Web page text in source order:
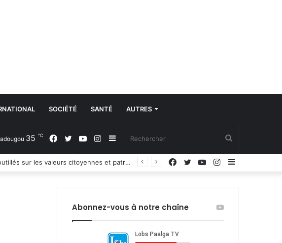
SOCIÉTÉ SANTÉ AUTRES
Sidebar
(barre
Instagram
YouTube
Twitter
Facebook
35 ℃
Propos du Président nigérian sur la situation sécuritaire dans l’AES : le Burkina Faso, le Mali et le Niger expriment leur profond regret
Sidebar
Instagram
YouTube
Twitter
Facebook
Abonnez-vous à notre chaîne